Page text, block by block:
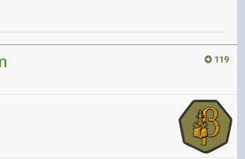
119